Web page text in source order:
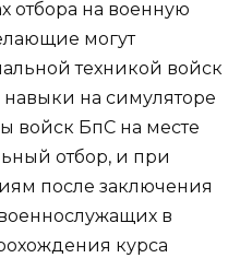
отбора на военную
могут
техникой войск
на симуляторе
войск БпС на месте
отбор, и при
после заключения
в
курса